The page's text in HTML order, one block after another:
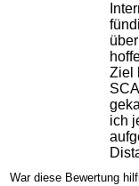
Ziel
ich
War diese Bewertung